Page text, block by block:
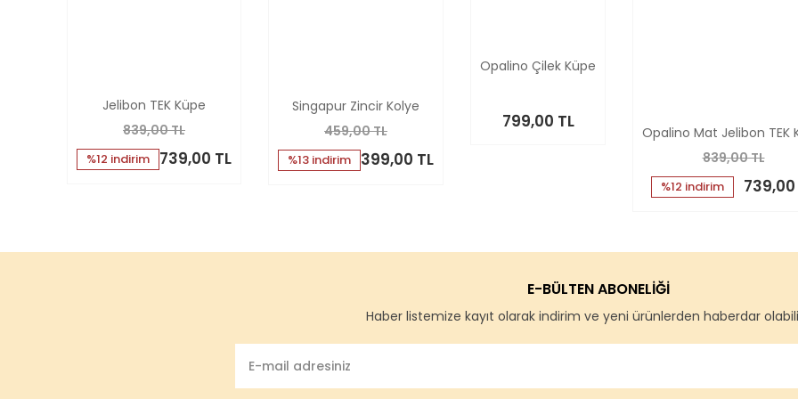
Jelibon TEK Küpe
839,00 TL
%12 indirim 739,00 TL
Singapur Zincir Kolye
459,00 TL
%13 indirim 399,00 TL
Opalino Çilek Küpe
799,00 TL
Opalino Mat Jelibon TEK
839,00 TL
%12 indirim 739,00
E-BÜLTEN ABONELİĞİ
Haber listemize kayıt olarak indirim ve yeni ürünlerden haberdar